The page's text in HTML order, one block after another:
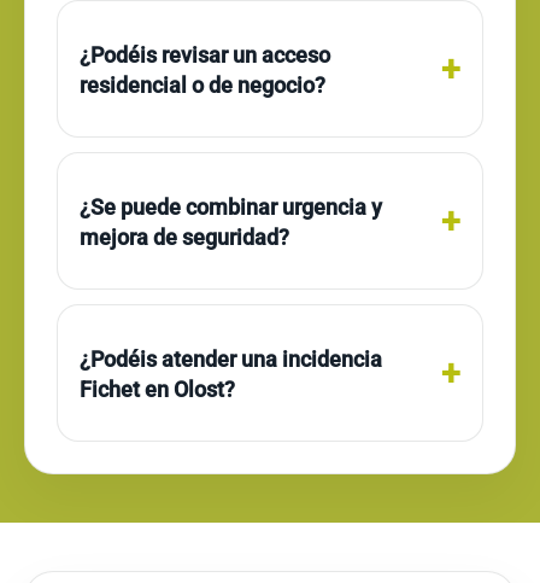
¿Podéis revisar un acceso
residencial o de negocio?
¿Se puede combinar urgencia y
mejora de seguridad?
¿Podéis atender una incidencia
Fichet en Olost?